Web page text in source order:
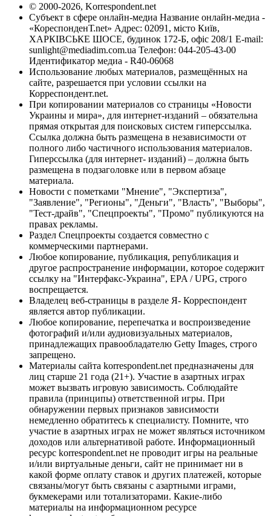
© 2000-2026, Korrespondent.net
Субъект в сфере онлайн-медиа Название онлайн-медиа -
«КореспонденТ.net» Адрес: 02091, місто Київ,
ХАРКІВСЬКЕ ШОСЕ, будинок 172-Б, офіс 208/1 E-mail:
sunlight@mediadim.com.ua Телефон: 044-205-43-00
Идентификатор медиа - R40-06068
Использование любых материалов, размещённых на
сайте, разрешается при условии ссылки на
Корреспондент.net.
При копировании материалов со страницы «Новости
Украины и мира», для интернет-изданий – обязательна
прямая открытая для поисковых систем гиперссылка.
Ссылка должна быть размещена в независимости от
полного либо частичного использования материалов.
Гиперссылка (для интернет- изданий) – должна быть
размещена в подзаголовке или в первом абзаце
материала.
Новости с пометками "Мнение", "Экспертиза",
"Заявление", "Регионы", "Деньги", "Власть", "Выборы",
"Тест-драйв", "Спецпроекты", "Промо" публикуются на
правах рекламы.
Раздел Спецпроекты создается совместно с
коммерческими партнерами.
Любое копирование, публикация, републикация и
другое распространение информации, которое содержит
ссылку на "Интерфакс-Украина", EPA / UPG, строго
воспрещается.
Владелец веб-страницы в разделе Я- Корреспондент
является автор публикации.
Любое копирование, перепечатка и воспроизведение
фотографий и/или аудиовизуальных материалов,
принадлежащих правообладателю Getty Images, строго
запрещено.
Материалы сайта korrespondent.net предназначены для
лиц старше 21 года (21+). Участие в азартных играх
может вызвать игровую зависимость. Соблюдайте
правила (принципы) ответственной игры. При
обнаружении первых признаков зависимости
немедленно обратитесь к специалисту. Помните, что
участие в азартных играх не может являться источником
доходов или альтернативой работе. Информационный
ресурс korrespondent.net не проводит игры на реальные
и/или виртуальные деньги, сайт не принимает ни в
какой форме оплату ставок и других платежей, которые
связаны/могут быть связаны с азартными играми,
букмекерами или тотализаторами. Какие-либо
материалы на информационном ресурсе